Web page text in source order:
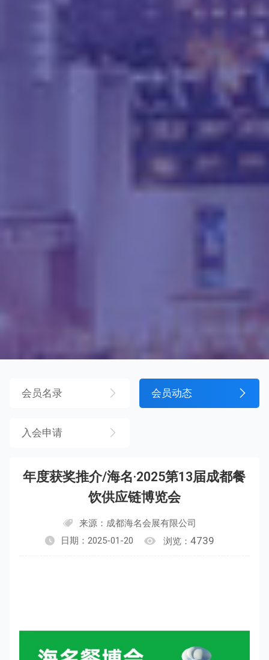
会员名录 会员动态
入会申请
年度获奖推介/海名·2025第13届成都餐
饮供应链博览会
来源：成都海名会展有限公司
日期：2025-01-20
浏览：4739